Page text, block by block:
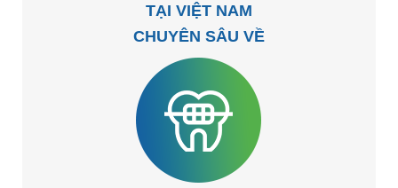
TẠI VIỆT NAM
CHUYÊN SÂU VỀ